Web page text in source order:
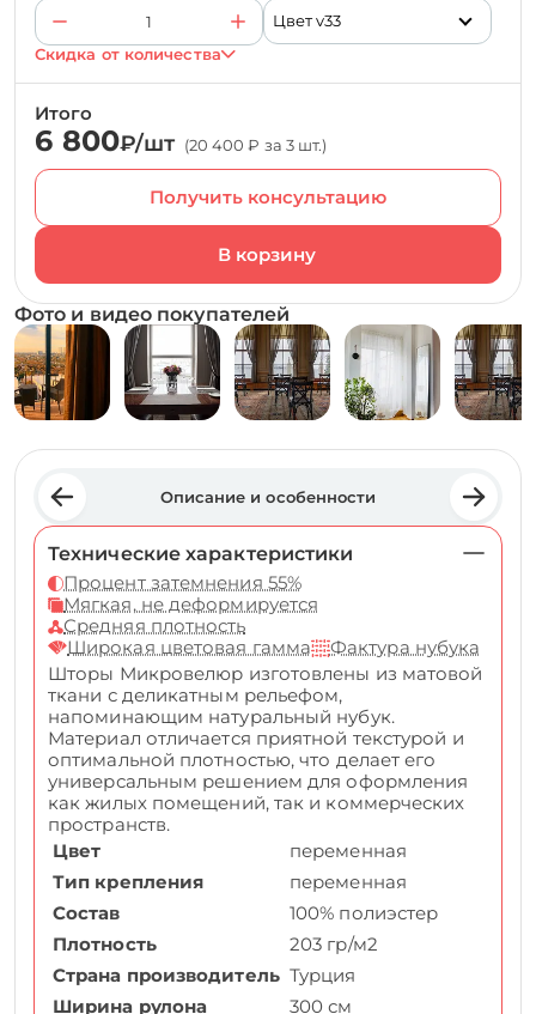
Цвет v33
Скидка от количества
Итого
6 800₽/шт (20 400 ₽ за 3 шт.)
Получить консультацию
Фото и видео покупателей
Описание и особенности
Технические характеристики
Процент затемнения 55%
Мягкая, не деформируется
Средняя плотность
Широкая цветовая гамма
Фактура нубука
Шторы Микровелюр изготовлены из матовой
ткани с деликатным рельефом,
напоминающим натуральный нубук.
Материал отличается приятной текстурой и
оптимальной плотностью, что делает его
универсальным решением для оформления
как жилых помещений, так и коммерческих
пространств.
Цвет
переменная
Тип крепления
переменная
Состав
100% полиэстер
Плотность
203 гр/м2
Страна производитель Турция
Ширина рулона
300 см